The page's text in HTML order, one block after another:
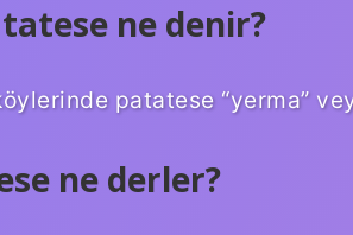
ne denir?
patatese “yerma”
ne derler?